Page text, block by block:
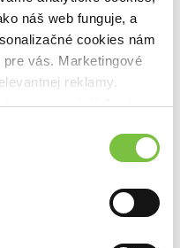
náš web funguje, a
cookies nám
vás. Marketingové
reklamy.
stranami. Veľmi by
ihneď.
Do košíka
Toshihiko Karakida,
V tomto zošite dostanú
zabavia sa a zlepšia si